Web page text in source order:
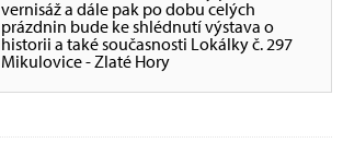
vernisáž a dále pak po dobu celých
prázdnin bude ke shlédnutí výstava o
historii a také současnosti Lokálky č. 297
Mikulovice - Zlaté Hory